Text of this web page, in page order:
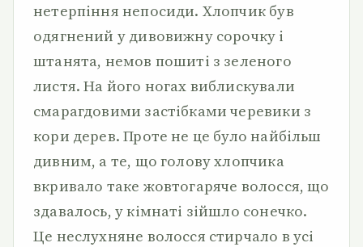
нетерпіння непосиди. Хлопчик був
одягнений у дивовижну сорочку і
штанята, немов пошиті з зеленого
листя. На його ногах виблискували
смарагдовими застібками черевики з
кори дерев. Проте не це було найбільш
дивним, а те, що голову хлопчика
вкривало таке жовтогаряче волосся, що
здавалось, у кімнаті зійшло сонечко.
Це неслухняне волосся стирчало в усі